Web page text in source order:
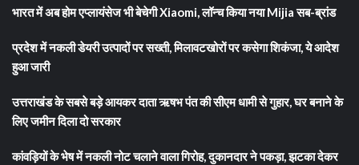
भारत में अब होम एप्लायंसेज भी बेचेगी Xiaomi, लॉन्च किया नया Mijia सब-ब्रांड
प्रदेश में नकली डेयरी उत्पादों पर सख्ती, मिलावटखोरों पर कसेगा शिकंजा, ये आदेश
हुआ जारी
उत्तराखंड के सबसे बड़े आयकर दाता ऋषभ पंत की सीएम धामी से गुहार, घर बनाने के
लिए जमीन दिला दो सरकार
कांवड़ियों के भेष में नकली नोट चलाने वाला गिरोह, दुकानदार ने पकड़ा, झटका देकर